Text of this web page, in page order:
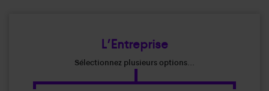
L’Entreprise
Sélectionnez plusieurs options...